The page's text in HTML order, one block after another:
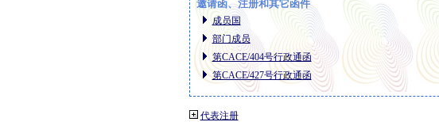
邀请函、注册和其它函件
成员国
部门成员
第CACE/404号行政通函
第CACE/427号行政通函
代表注册